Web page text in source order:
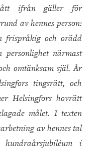
ifrån gäller för
av hennes person:
frispråkig och orädd
närmast
omtänksam själ. År
tingsrätt, och
Helsingfors hovrätt
målet. I texten
av hennes tal
i